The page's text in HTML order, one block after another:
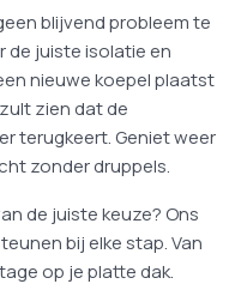
blijvend probleem te
de juiste isolatie en
nieuwe koepel plaatst
zien dat de
terugkeert. Geniet weer
zonder druppels.
de juiste keuze? Ons
bij elke stap. Van
op je platte dak.